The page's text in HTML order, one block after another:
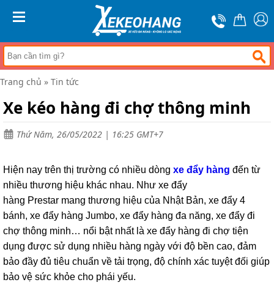
Trang
chủ
Xe
đẩy
hàng
Xe
tay
Bánh
xe
Thương
hiệu
Tin
tức
Liên
hệ
Trang chủ » Tin tức
Xe kéo hàng đi chợ thông minh
Thứ Năm, 26/05/2022 | 16:25 GMT+7
Hiện nay trên thị trường có nhiều dòng xe đẩy hàng đến từ
nhiều thương hiệu khác nhau. Như xe đẩy
hàng Prestar mang thương hiệu của Nhật Bản, xe đẩy 4
bánh, xe đẩy hàng Jumbo, xe đẩy hàng đa năng, xe đẩy đi
chợ thông minh… nổi bật nhất là xe đẩy hàng đi chợ tiện
dụng được sử dụng nhiều hàng ngày với độ bền cao, đảm
bảo đầy đủ tiêu chuẩn về tải trọng, độ chính xác tuyệt đối giúp
bảo vệ sức khỏe cho phái yếu.